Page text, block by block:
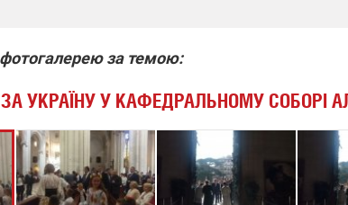
за темою:
УКРАЇНУ У КАФЕДРАЛЬНОМУ СОБОРІ